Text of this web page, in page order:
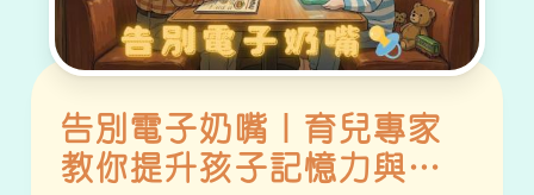
告別電子奶嘴｜育兒專家
教你提升孩子記憶力與專